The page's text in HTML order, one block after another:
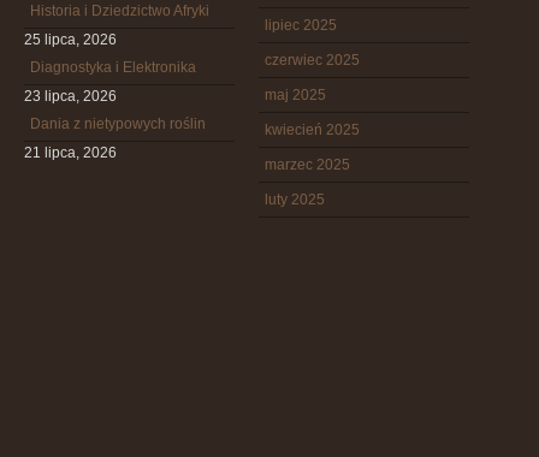
Historia i Dziedzictwo Afryki
25 lipca, 2026
Diagnostyka i Elektronika
23 lipca, 2026
Dania z nietypowych roślin
21 lipca, 2026
lipiec 2025
czerwiec 2025
maj 2025
kwiecień 2025
marzec 2025
luty 2025